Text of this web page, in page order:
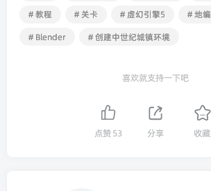
# 教程
# 关卡 # 虚幻引擎5 # 地编
# Blender
# 创建中世纪城镇环境
喜欢就支持一下吧
点赞53 分享 收藏